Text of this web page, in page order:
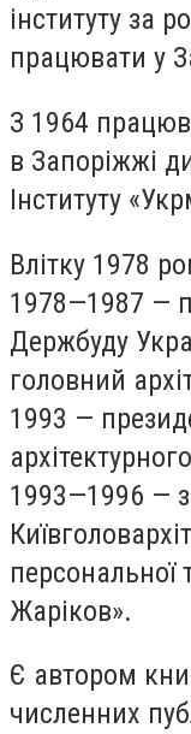
інституту за
працювати у
З 1964
в Запоріжжі
Інституту
Влітку 1978
1978—1987 —
Держбуду
головний
1993 —
1993—1996 —
персональної
Жаріков».
Є автором
численних